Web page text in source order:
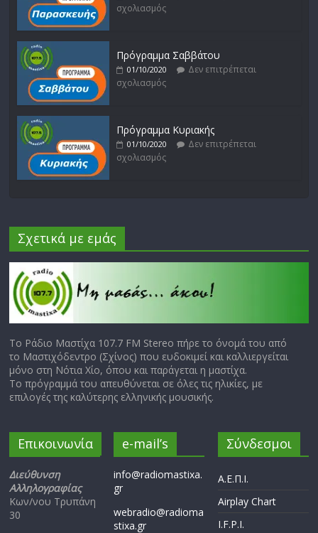
σχολιασμός
Πρόγραμμα Σαββάτου
01/10/2020
Δεν επιτρέπεται
σχολιασμός
Πρόγραμμα Κυριακής
01/10/2020
Δεν επιτρέπεται
σχολιασμός
Σχετικά με εμάς
Το Ράδιο Μαστίχα 107.7 FM Stereo πήρε το όνομά του από
το Μαστιχόδεντρο (Σχίνος) που ευδοκιμεί και καλλιεργείται
μόνο στη Νότια Χίο, όπου και παράγεται η μαστίχα.
Το πρόγραμμά του απευθύνεται σε όλες τις ηλικίες, με
επιλογές της καλύτερης ελληνικής μουσικής.
Επικοινωνία
Διεύθυνση
Αλληλογραφίας
Κων/νου Τρυπάνη
30
e-mail’s
info@radiomastixa.
gr
webradio@radioma
stixa.gr
Σύνδεσμοι
Α.Ε.Π.Ι.
Airplay Chart
I.F.P.I.